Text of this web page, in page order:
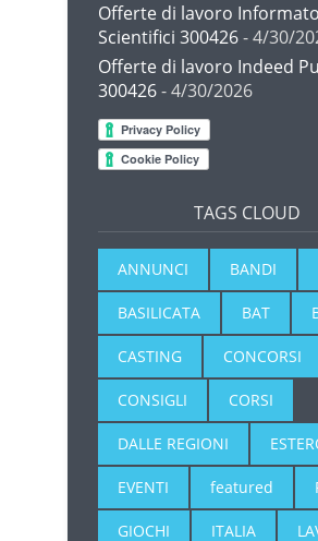
Offerte di lavoro
Scientifici 300426- 4/30/
Offerte di lavoro Indeed
300426- 4/30/2026
TAGS CLOUD
ANNUNCI BANDI
BASILICATA BAT
CASTING CONCORSI
CONSIGLI CORSI
DALLE REGIONI
EVENTI featured
GIOCHI ITALIA